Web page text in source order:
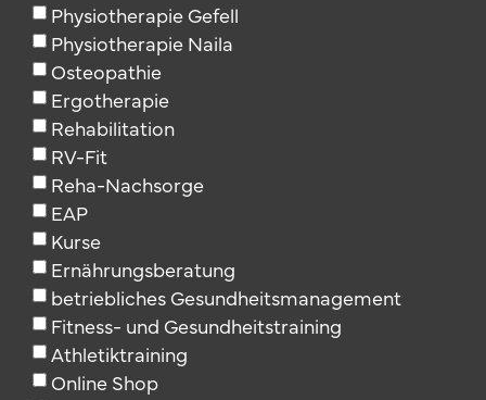
Physiotherapie Gefell
Physiotherapie Naila
Osteopathie
Ergotherapie
Rehabilitation
RV-Fit
Reha-Nachsorge
EAP
Kurse
Ernährungsberatung
betriebliches Gesundheitsmanagement
Fitness- und Gesundheitstraining
Athletiktraining
Online Shop